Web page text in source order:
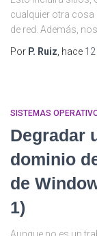
cualquier otra cosa
de red. Además,
Por P. Ruiz , hace
SISTEMAS
Degradar
dominio
de
1)